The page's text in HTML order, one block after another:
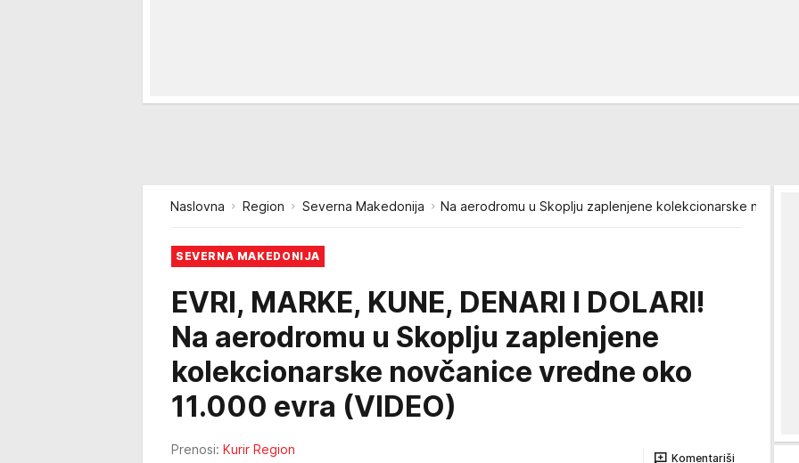
Naslovna Region Severna Makedonija Na aerodromu u Skoplju zaplenjene kolekcionarske
SEVERNA MAKEDONIJA
EVRI, MARKE, KUNE, DENARI I DOLARI!
Na aerodromu u Skoplju zaplenjene
kolekcionarske novčanice vredne oko
11.000 evra (VIDEO)
Prenosi: Kurir Region
Komentariši